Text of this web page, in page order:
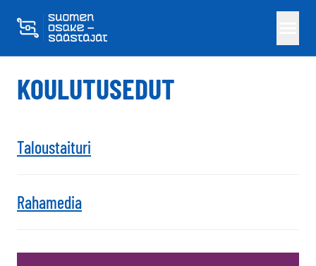
Skippaa sisältö
KOULUTUSEDUT
Taloustaituri
Rahamedia